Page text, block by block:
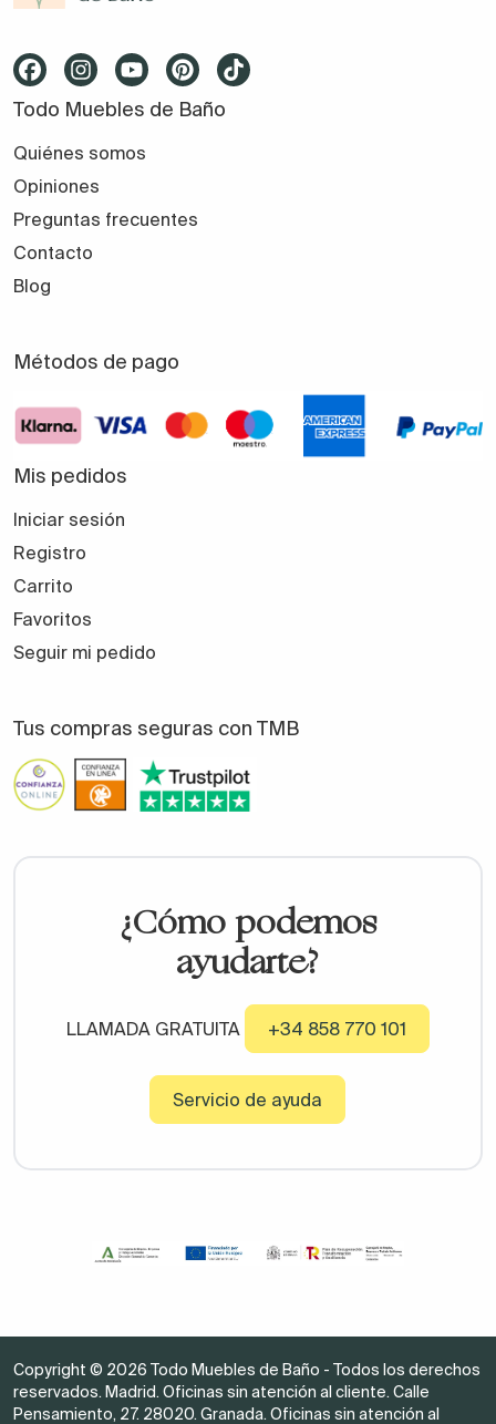
Todo Muebles de Baño
Quiénes somos
Opiniones
Preguntas frecuentes
Contacto
Blog
Métodos de pago
Mis pedidos
Iniciar sesión
Registro
Carrito
Favoritos
Seguir mi pedido
Tus compras seguras con TMB
¿Cómo podemos
ayudarte?
LLAMADA GRATUITA +34 858 770 101
Servicio de ayuda
Copyright © 2026 Todo Muebles de Baño - Todos los derechos
reservados. Madrid. Oficinas sin atención al cliente. Calle
Pensamiento, 27. 28020. Granada. Oficinas sin atención al